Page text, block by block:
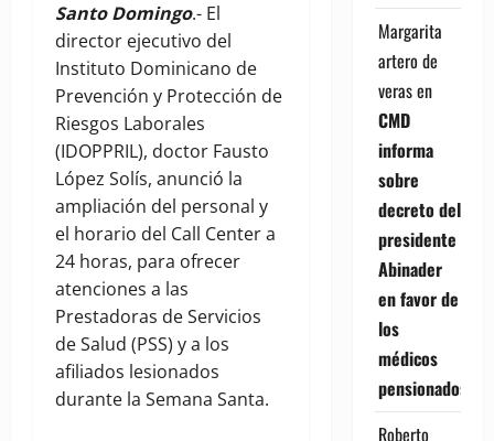
Santo Domingo.- El
director ejecutivo del
Instituto Dominicano de
Prevención y Protección de
Riesgos Laborales
(IDOPPRIL), doctor Fausto
López Solís, anunció la
ampliación del personal y
el horario del Call Center a
24 horas, para ofrecer
atenciones a las
Prestadoras de Servicios
de Salud (PSS) y a los
afiliados lesionados
durante la Semana Santa.
Margarita
artero de
verasen
CMD
informa
sobre
decreto del
presidente
Abinader
en favor de
los
médicos
pensionados
Roberto